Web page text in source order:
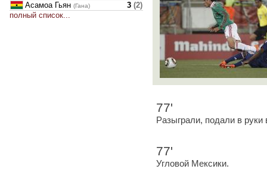
Асамоа Гьян (Гана) 3 (2)
полный список...
77'
Разыграли, подали в руки
77'
Угловой Мексики.